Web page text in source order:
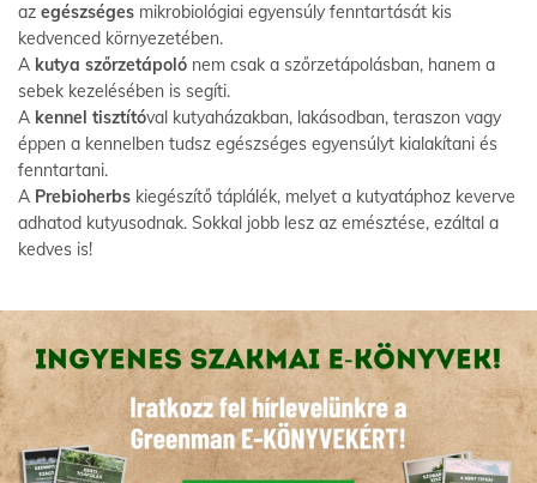
az egészséges mikrobiológiai egyensúly fenntartását kis
kedvenced környezetében.
A kutya szőrzetápoló nem csak a szőrzetápolásban, hanem a
sebek kezelésében is segíti.
A kennel tisztítóval kutyaházakban, lakásodban, teraszon vagy
éppen a kennelben tudsz egészséges egyensúlyt kialakítani és
fenntartani.
A Prebioherbs kiegészítő táplálék, melyet a kutyatáphoz keverve
adhatod kutyusodnak. Sokkal jobb lesz az emésztése, ezáltal a
kedves is!